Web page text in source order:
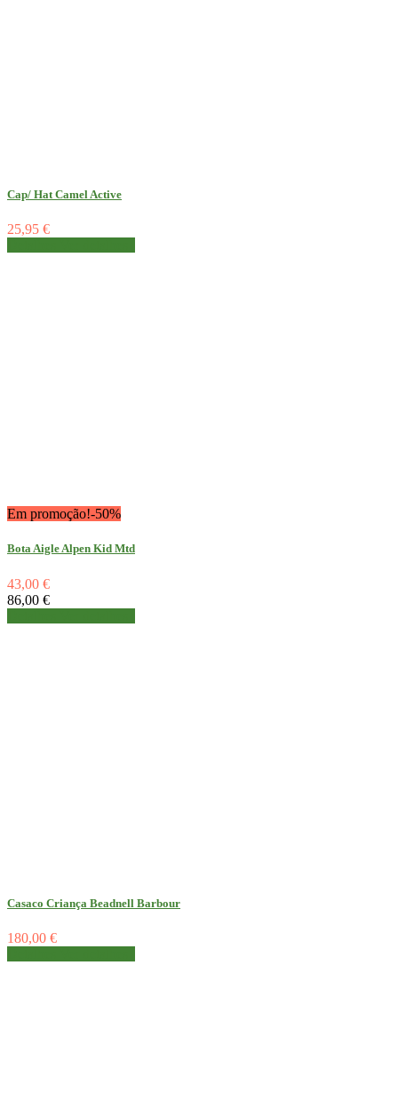
Cap/ Hat Camel Active
25,95 €
Em promoção!-50%
Bota Aigle Alpen Kid Mtd
43,00 €
86,00 €
Casaco Criança Beadnell Barbour
180,00 €